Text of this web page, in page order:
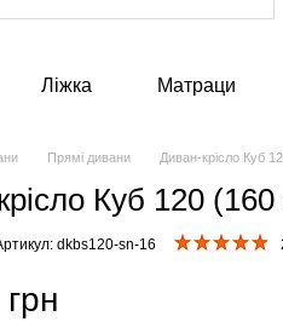
Ліжка Матраци
Прямі дивани Диван-крісло Куб
Куб 120 (160
dkbs120-sn-16